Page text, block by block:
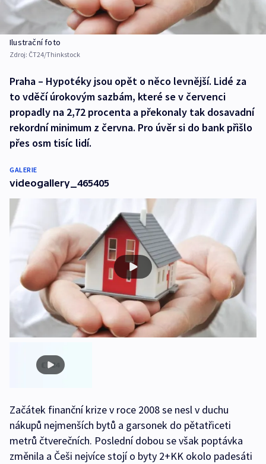
Ilustrační foto
Zdroj: ČT24/Thinkstock
Praha – Hypotéky jsou opět o něco levnější. Lidé za
to vděčí úrokovým sazbám, které se v červenci
propadly na 2,72 procenta a překonaly tak dosavadní
rekordní minimum z června. Pro úvěr si do bank přišlo
přes osm tisíc lidí.
GALERIE
videogallery_465405
Začátek finanční krize v roce 2008 se nesl v duchu
nákupů nejmenších bytů a garsonek do pětatřiceti
metrů čtverečních. Poslední dobou se však poptávka
změnila a Češi nejvíce stojí o byty 2+KK okolo padesáti